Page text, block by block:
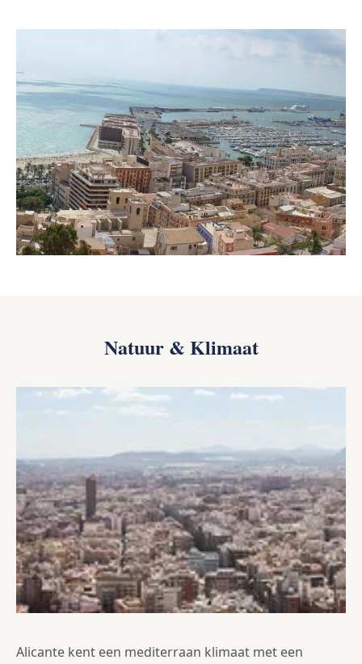
Natuur & Klimaat
Alicante kent een mediterraan klimaat met een